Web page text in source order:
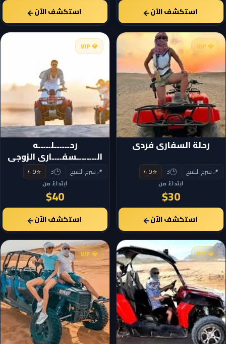
استكشف الآن← استكشف الآن←
💎 VIP
رحلة السفارى فردى
📍شرم الشيخ 🕒
3
⭐
4.9
ابتداءً من
$30
استكشف الآن←
💎 VIP
رحــــــلـــــه
الــــــــسفــــارى الزوجى
📍شرم الشيخ 🕒
3
⭐
4.9
ابتداءً من
$40
استكشف الآن←
💎 VIP
💎 VIP